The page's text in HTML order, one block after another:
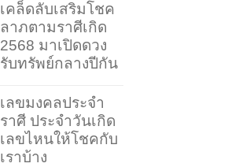
เคล็ดลับเสริมโชค
ลาภตามราศีเกิด
2568 มาเปิดดวง
รับทรัพย์กลางปีกัน
เลขมงคลประจำ
ราศี ประจำวันเกิด
เลขไหนให้โชคกับ
เราบ้าง